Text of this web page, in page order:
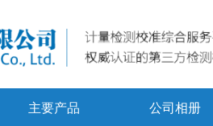
主要产品 公司相册